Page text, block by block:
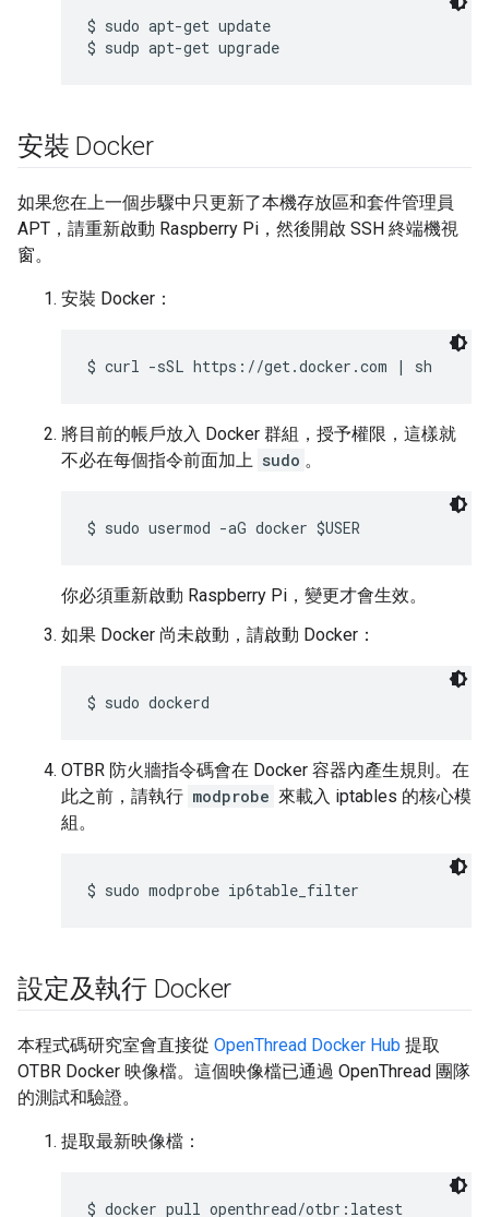
$ sudo apt-get update
安裝 Docker
如果您在上一個步驟中只更新了本機存放區和套件管理員
APT，請重新啟動 Raspberry Pi，然後開啟 SSH 終端機視
窗。
安裝 Docker：
將目前的帳戶放入 Docker 群組，授予權限，這樣就
不必在每個指令前面加上 sudo 。
你必須重新啟動 Raspberry Pi，變更才會生效。
如果 Docker 尚未啟動，請啟動 Docker：
OTBR 防火牆指令碼會在 Docker 容器內產生規則。在
此之前，請執行 modprobe 來載入 iptables 的核心模
組。
設定及執行 Docker
本程式碼研究室會直接從 OpenThread Docker Hub 提取
OTBR Docker 映像檔。這個映像檔已通過 OpenThread 團隊
的測試和驗證。
提取最新映像檔：